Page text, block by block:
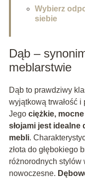
Wybierz
siebie
Dąb –
meblarstwie
Dąb to prawdziwy
wyjątkową trwałość
Jego ciężkie,
słojami jest idealne
mebli.
złota do głębokiego
różnorodnych stylów
nowoczesne.